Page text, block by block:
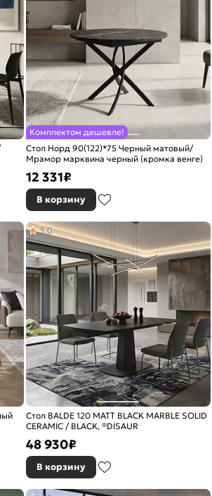
Комплектом дешевле!
Стол Норд 90(122)*75 Черный матовый/
Мрамор марквина черный (кромка венге)
12 331₽
В корзину
Стол BALDE 120 MATT BLACK MARBLE SOLID
CERAMIC / BLACK, ®DISAUR
5,0
48 930₽
В корзину